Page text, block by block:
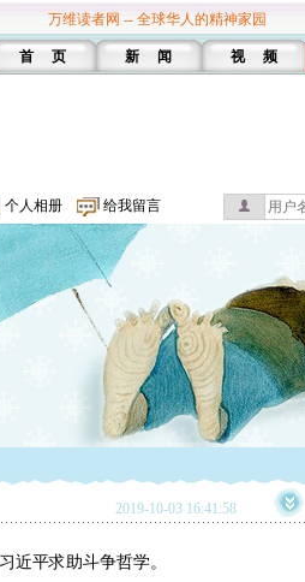
万维读者网 -- 全球华人的精神家园
首 页 新 闻 视 频
个人相册 给我留言
2019-10-03 16:41:58
近平求助斗争哲学。